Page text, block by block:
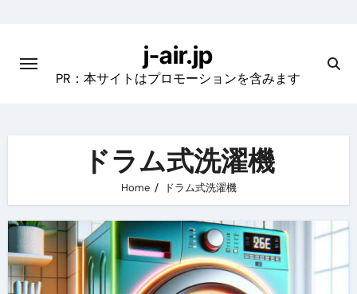
content
j-air.jp
PR：本サイトはプロモーションを含みます
ドラム式洗濯機
Home ドラム式洗濯機